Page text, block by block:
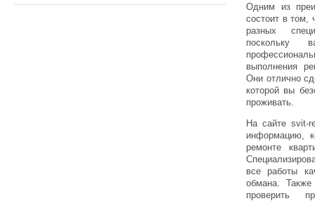
Одним из
состоит в том,
разных
поскольку
выполнения
Они отлично
которой вы
проживать.
На сайте svit-
информацию,
ремонте
все работы
обмана. Также
проверить